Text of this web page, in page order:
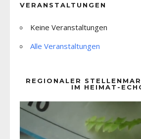
VERANSTALTUNGEN
Keine Veranstaltungen
Alle Veranstaltungen
REGIONALER
IM HEIMAT-
Player